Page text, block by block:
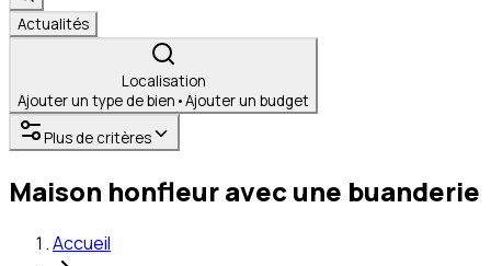
Actualités
Localisation
Ajouter un type de bien •Ajouter un budget
Plus de critères
Maison honfleur avec une buanderie
Accueil